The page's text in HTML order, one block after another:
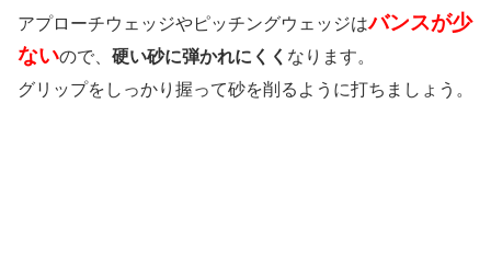
アプローチウェッジやピッチングウェッジはバンスが少
ないので、 硬い砂に弾かれにくく なります。
グリップをしっかり握って砂を削るように打ちましょう。